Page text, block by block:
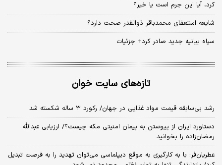
کرد، آیا این جرم است یا خیر؟
شایعه استعفای محمدباقر ذوالقدر صحت دارد؟
سپاه بیانیه جدید صادر کرد+ جزئیات
تازه‌های سایت خوان
رشد بی‌سابقه قیمت مواد غذایی در جهان/ رکورد ۳ ساله شکسته شد
دستاورد ایران از پیوستن به پیمان امنیتی مکه چیست؟/ ارزیابی عبدالله
رمضان‌زاده را بخوانید
عطریان‌فر: با به کارگیری به موقع دیپلماسی می‌توان تهدید را به فرصت تبدیل